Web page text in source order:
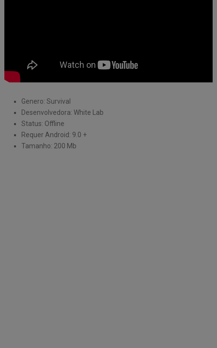
Genero: Survival
Desenvolvedora: White Lab
Status: Offline
Requer Android: 9.0 +
Tamanho: 200 Mb